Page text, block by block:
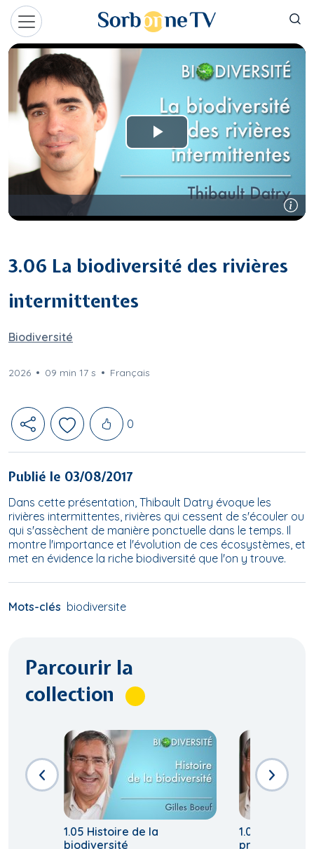
Aller au contenu principal
3.06 La biodiversité des rivières
intermittentes
Biodiversité
2026 09 min 17 s Français
Likes
0
Publié le 03/08/2017
Dans cette présentation, Thibault Datry évoque les
rivières intermittentes, rivières qui cessent de s'écouler ou
qui s'assèchent de manière ponctuelle dans le temps. Il
montre l'importance et l'évolution de ces écosystèmes, et
met en évidence la riche biodiversité que l'on y trouve.
Mots-clés biodiversite
Parcourir la
collection
1.05 Histoire de la
biodiversité
1.07
préoccuper
Panneau de gestion des cookies